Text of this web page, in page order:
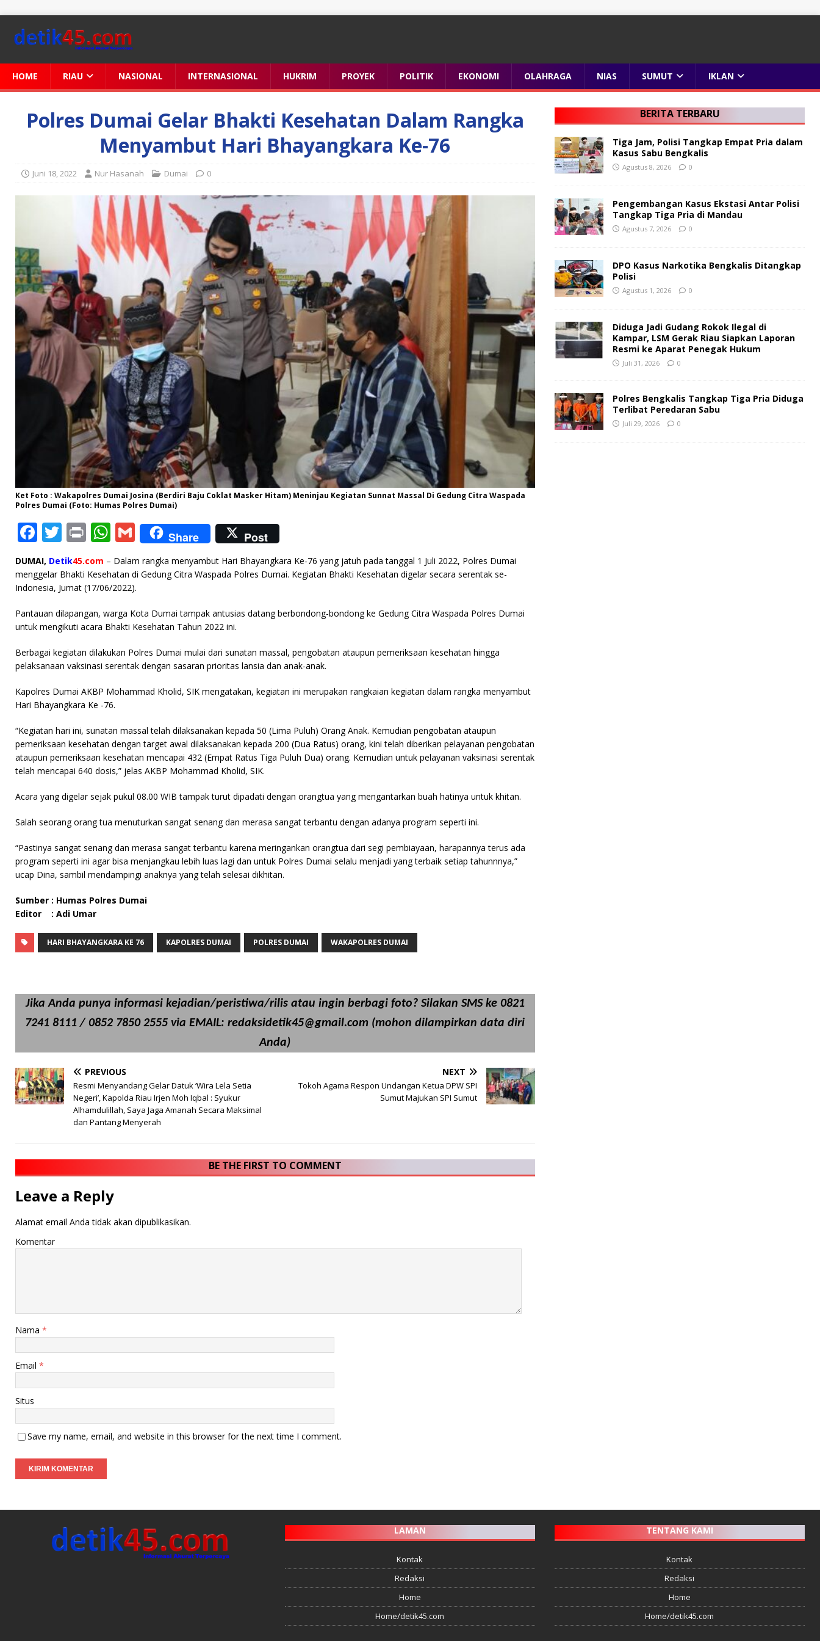
HOME RIAU NASIONAL INTERNASIONAL HUKRIM PROYEK POLITIK EKONOMI OLAHRAGA NIAS SUMUT IKLAN
Polres Dumai Gelar Bhakti Kesehatan Dalam Rangka
Menyambut Hari Bhayangkara Ke-76
Juni 18, 2022 Nur Hasanah Dumai 0
Ket Foto : Wakapolres Dumai Josina (Berdiri Baju Coklat Masker Hitam) Meninjau Kegiatan Sunnat Massal Di Gedung Citra Waspada
Polres Dumai (Foto: Humas Polres Dumai)
F
a
c
e
b
o
o
k
T
w
it
te
r
P
n
t
W
h
at
s
A
p
p
G
m
ai
l
Share Post
DUMAI, Detik45.com – Dalam rangka menyambut Hari Bhayangkara Ke-76 yang jatuh pada tanggal 1 Juli 2022, Polres Dumai
menggelar Bhakti Kesehatan di Gedung Citra Waspada Polres Dumai. Kegiatan Bhakti Kesehatan digelar secara serentak se-
Indonesia, Jumat (17/06/2022).
Pantauan dilapangan, warga Kota Dumai tampak antusias datang berbondong-bondong ke Gedung Citra Waspada Polres Dumai
untuk mengikuti acara Bhakti Kesehatan Tahun 2022 ini.
Berbagai kegiatan dilakukan Polres Dumai mulai dari sunatan massal, pengobatan ataupun pemeriksaan kesehatan hingga
pelaksanaan vaksinasi serentak dengan sasaran prioritas lansia dan anak-anak.
Kapolres Dumai AKBP Mohammad Kholid, SIK mengatakan, kegiatan ini merupakan rangkaian kegiatan dalam rangka menyambut
Hari Bhayangkara Ke -76.
“Kegiatan hari ini, sunatan massal telah dilaksanakan kepada 50 (Lima Puluh) Orang Anak. Kemudian pengobatan ataupun
pemeriksaan kesehatan dengan target awal dilaksanakan kepada 200 (Dua Ratus) orang, kini telah diberikan pelayanan pengobatan
ataupun pemeriksaan kesehatan mencapai 432 (Empat Ratus Tiga Puluh Dua) orang. Kemudian untuk pelayanan vaksinasi serentak
telah mencapai 640 dosis,” jelas AKBP Mohammad Kholid, SIK.
Acara yang digelar sejak pukul 08.00 WIB tampak turut dipadati dengan orangtua yang mengantarkan buah hatinya untuk khitan.
Salah seorang orang tua menuturkan sangat senang dan merasa sangat terbantu dengan adanya program seperti ini.
“Pastinya sangat senang dan merasa sangat terbantu karena meringankan orangtua dari segi pembiayaan, harapannya terus ada
program seperti ini agar bisa menjangkau lebih luas lagi dan untuk Polres Dumai selalu menjadi yang terbaik setiap tahunnnya,”
ucap Dina, sambil mendampingi anaknya yang telah selesai dikhitan.
Sumber : Humas Polres Dumai
Editor : Adi Umar
HARI BHAYANGKARA KE 76 KAPOLRES DUMAI POLRES DUMAI WAKAPOLRES DUMAI
Jika Anda punya informasi kejadian/peristiwa/rilis atau ingin berbagi foto? Silakan SMS ke 0821
7241 8111 / 0852 7850 2555 via EMAIL: redaksidetik45@gmail.com (mohon dilampirkan data diri
Anda)
PREVIOUS
Resmi Menyandang Gelar Datuk ‘Wira Lela Setia
Negeri’, Kapolda Riau Irjen Moh Iqbal : Syukur
Alhamdulillah, Saya Jaga Amanah Secara Maksimal
dan Pantang Menyerah
NEXT
Tokoh Agama Respon Undangan Ketua DPW SPI
Sumut Majukan SPI Sumut
BE THE FIRST TO COMMENT
Leave a Reply
Alamat email Anda tidak akan dipublikasikan.
Komentar
Nama *
Email *
Situs
Save my name, email, and website in this browser for the next time I comment.
BERITA TERBARU
Tiga Jam, Polisi Tangkap Empat Pria dalam
Kasus Sabu Bengkalis
Agustus 8, 2026 0
Pengembangan Kasus Ekstasi Antar Polisi
Tangkap Tiga Pria di Mandau
Agustus 7, 2026 0
DPO Kasus Narkotika Bengkalis Ditangkap
Polisi
Agustus 1, 2026 0
Diduga Jadi Gudang Rokok Ilegal di
Kampar, LSM Gerak Riau Siapkan Laporan
Resmi ke Aparat Penegak Hukum
Juli 31, 2026 0
Polres Bengkalis Tangkap Tiga Pria Diduga
Terlibat Peredaran Sabu
Juli 29, 2026 0
LAMAN
Kontak
Redaksi
Home
Home/detik45.com
TENTANG KAMI
Kontak
Redaksi
Home
Home/detik45.com